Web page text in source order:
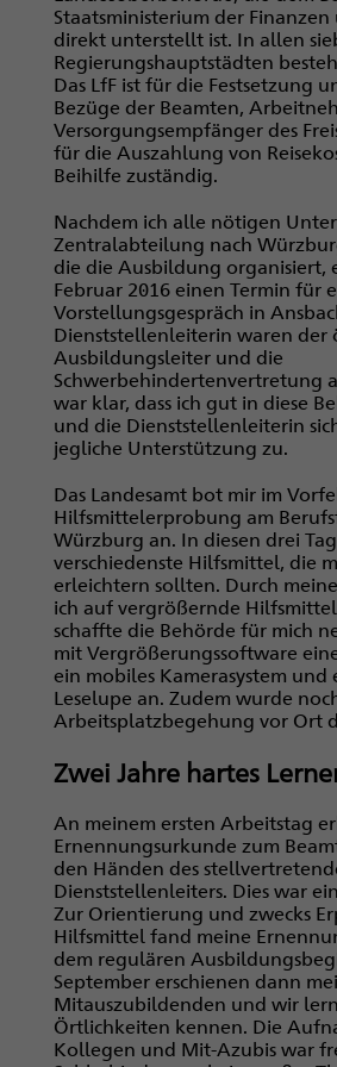
Staatsministerium der
direkt unterstellt ist. In allen
Regierungshauptstädten
Das LfF ist für die Festsetzung
Bezüge der Beamten,
Versorgungsempfänger des
für die Auszahlung von
Beihilfe zuständig.
Nachdem ich alle nötigen
Zentralabteilung nach
die die Ausbildung organisiert,
Februar 2016 einen Termin für
Vorstellungsgespräch in
Dienststellenleiterin waren der
Ausbildungsleiter und die
Schwerbehindertenvertretung
war klar, dass ich gut in diese
und die Dienststellenleiterin
jegliche Unterstützung zu.
Das Landesamt bot mir im
Hilfsmittelerprobung am
Würzburg an. In diesen drei
verschiedenste Hilfsmittel, die
erleichtern sollten. Durch
ich auf vergrößernde
schaffte die Behörde für mich
mit Vergrößerungssoftware
ein mobiles Kamerasystem und
Leselupe an. Zudem wurde
Arbeitsplatzbegehung vor Ort
Zwei Jahre hartes
An meinem ersten Arbeitstag
Ernennungsurkunde zum
den Händen des
Dienststellenleiters. Dies war
Zur Orientierung und zwecks
Hilfsmittel fand meine
dem regulären
September erschienen dann
Mitauszubildenden und wir
Örtlichkeiten kennen. Die
Kollegen und Mit-Azubis war